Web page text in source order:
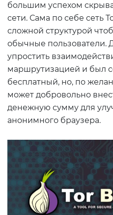
большим успехом
сети. Сама по себе сеть
сложной структурой
обычные пользователи.
упростить
маршрутизацией и был
бесплатный, но, по
может добровольно
денежную сумму для
анонимного браузера.